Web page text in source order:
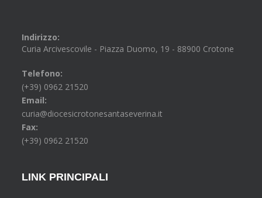
Indirizzo:
Curia Arcivescovile - Piazza Duomo, 19 - 88900 Crotone
Telefono:
(+39) 0962 21520
Email:
curia@diocesicrotonesantaseverina.it
Fax:
(+39) 0962 21520
LINK PRINCIPALI